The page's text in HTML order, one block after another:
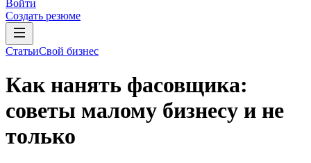
Войти
Создать резюме
СтатьиСвой бизнес
Как нанять фасовщика:
советы малому бизнесу и не
только